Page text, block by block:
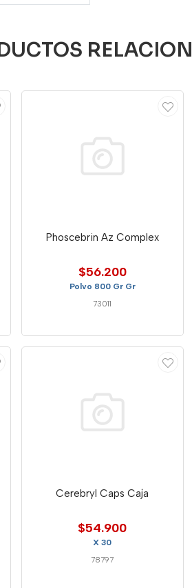
Phoscebrin Az Complex
$56.200
Polvo 800 Gr Gr
73011
Cerebryl Caps Caja
$54.900
X 30
78797